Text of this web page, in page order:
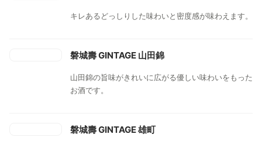
キレあるどっしりした味わいと密度感が味わえます。
磐城壽 GINTAGE 山田錦
山田錦の旨味がきれいに広がる優しい味わいをもった
お酒です。
磐城壽 GINTAGE 雄町